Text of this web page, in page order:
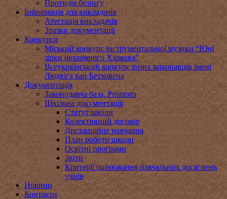
Протидія булінгу
Інформація для викладачів
Атестація викладачів
Зразки документації
Конкурси
Міський конкурс інструментальної музики “Юні
зірки незламного Харкова”
Всеукраїнський конкурс юних виконавців імені
Людвіга ван Бетховена
Документація
Законодавча база, Prozzoro
Шкільна документація
Статут школи
Колективний договір
Дистанційне навчання
План роботи школи
Освітні програми
Звіти
Критерії оцінювання навчальних досягнень
учнів
Новини
Контакти